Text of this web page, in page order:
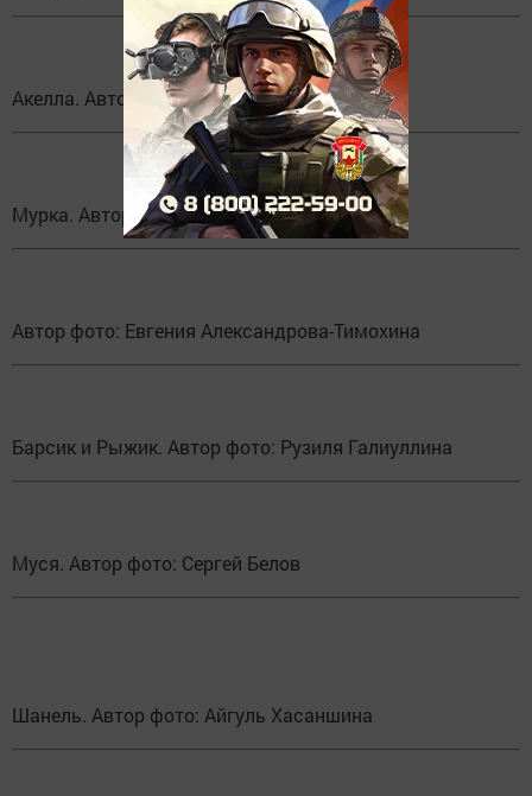
Акелла. Автор фото: Rumiya Notfullina
Мурка. Автор фото: Алиса Макарова
Автор фото: Евгения Александрова-Тимохина
Барсик и Рыжик. Автор фото: Рузиля Галиуллина
Муся. Автор фото: Сергей Белов
Шанель. Автор фото: Айгуль Хасаншина